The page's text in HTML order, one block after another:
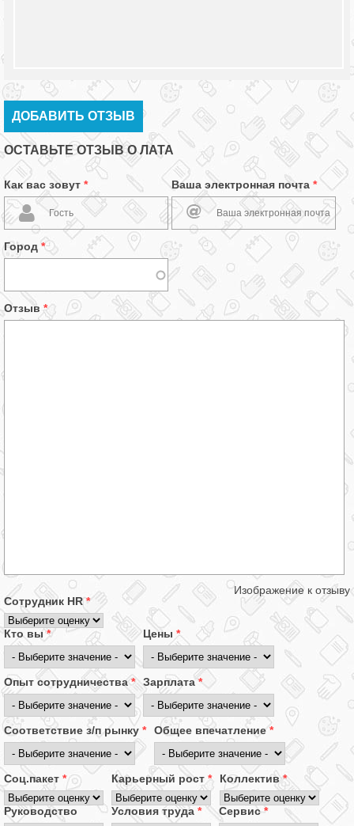
ДОБАВИТЬ ОТЗЫВ
ОСТАВЬТЕ ОТЗЫВ О ЛАТА
Как вас зовут * Ваша электронная почта *
Город *
Отзыв *
Изображение к отзыву
Сотрудник HR*
Кто вы* Цены *
Опыт сотрудничества* Зарплата*
Соответствие з/п рынку * Общее впечатление*
Соц.пакет * Карьерный рост * Коллектив*
Руководство Условия труда * Сервис*